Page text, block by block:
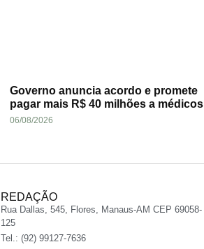
Governo anuncia acordo e promete
pagar mais R$ 40 milhões a médicos
06/08/2026
REDAÇÃO
Rua Dallas, 545, Flores, Manaus-AM CEP 69058-
125
Tel.: (92) 99127-7636